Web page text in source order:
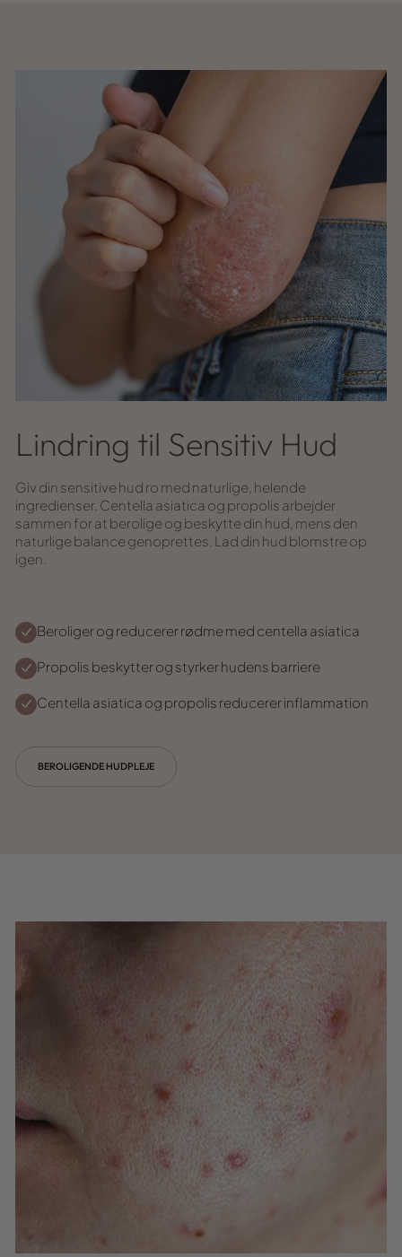
Lindring til Sensitiv Hud
Giv din sensitive hud ro med naturlige, helende
ingredienser. Centella asiatica og propolis arbejder
sammen for at berolige og beskytte din hud, mens den
naturlige balance genoprettes. Lad din hud blomstre op
igen.
Beroliger og reducerer rødme med centella asiatica
Propolis beskytter og styrker hudens barriere
Centella asiatica og propolis reducerer inflammation
BEROLIGENDE HUDPLEJE